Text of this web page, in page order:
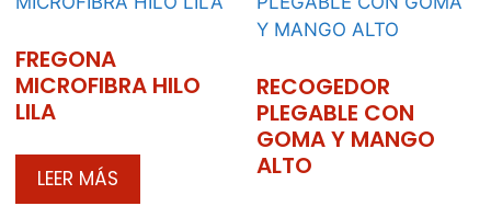
FREGONA
MICROFIBRA HILO
LILA
LEER MÁS
RECOGEDOR
PLEGABLE CON
GOMA Y MANGO
ALTO